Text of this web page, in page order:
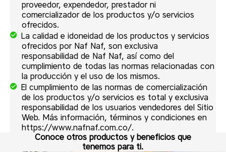
proveedor, expendedor, prestador ni
comercializador de los productos y/o servicios
ofrecidos.
La calidad e idoneidad de los productos y servicios
ofrecidos por Naf Naf, son exclusiva
responsabilidad de Naf Naf, así como del
cumplimiento de todas las normas relacionadas con
la producción y el uso de los mismos.
El cumplimiento de las normas de comercialización
de los productos y/o servicios es total y exclusiva
responsabilidad de los usuarios vendedores del Sitio
Web. Más información, términos y condiciones en
https://www.nafnaf.com.co/.
Conoce otros productos y beneficios que
tenemos para ti.